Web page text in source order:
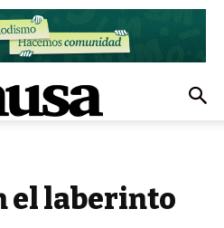
el laberinto